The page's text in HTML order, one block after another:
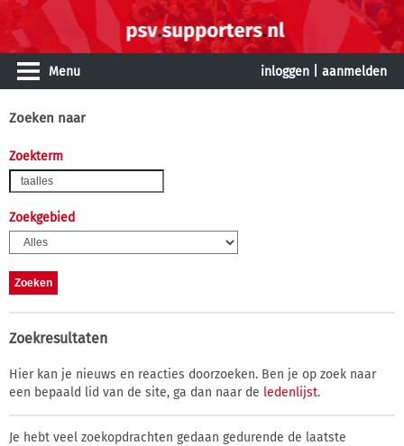
Menu inloggen aanmelden
Zoeken naar
Zoekterm
Zoekgebied
Zoekresultaten
Hier kan je nieuws en reacties doorzoeken. Ben je op zoek naar
een bepaald lid van de site, ga dan naar de ledenlijst.
Je hebt veel zoekopdrachten gedaan gedurende de laatste